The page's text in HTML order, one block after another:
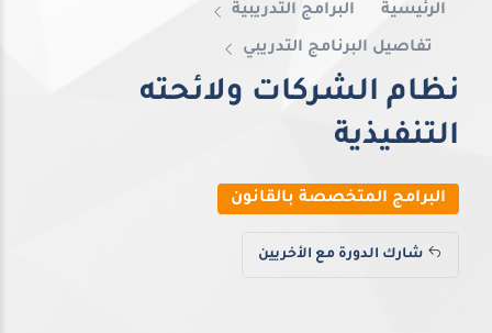
الرئيسية البرامج التدريبية
تفاصيل البرنامج التدريبي
نظام الشركات ولائحته
التنفيذية
البرامج المتخصصة بالقانون
شارك الدورة مع الأخريين